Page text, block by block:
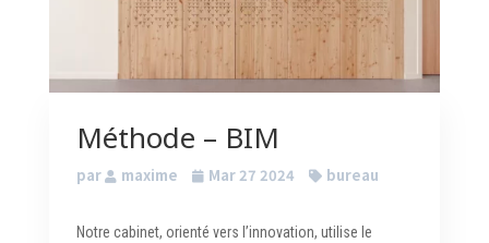
Méthode – BIM
par maxime Mar 27 2024 bureau
Notre cabinet, orienté vers l’innovation, utilise le